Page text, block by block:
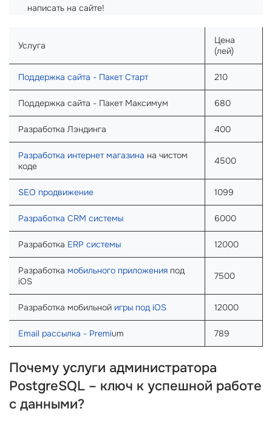
написать на сайте!
Услуга
Цена
(лей)
Поддержка сайта - Пакет Старт 210
Поддержка сайта - Пакет Максимум 680
Разработка Лэндинга 400
Разработка интернет магазина на чистом
коде
4500
SEO продвижение 1099
Разработка CRM системы 6000
Разработка ERP системы 12000
Разработка мобильного приложения под
iOS
7500
Разработка мобильной игры под iOS 12000
Email рассылка - Premium 789
Почему услуги администратора
PostgreSQL – ключ к успешной работе
с данными?